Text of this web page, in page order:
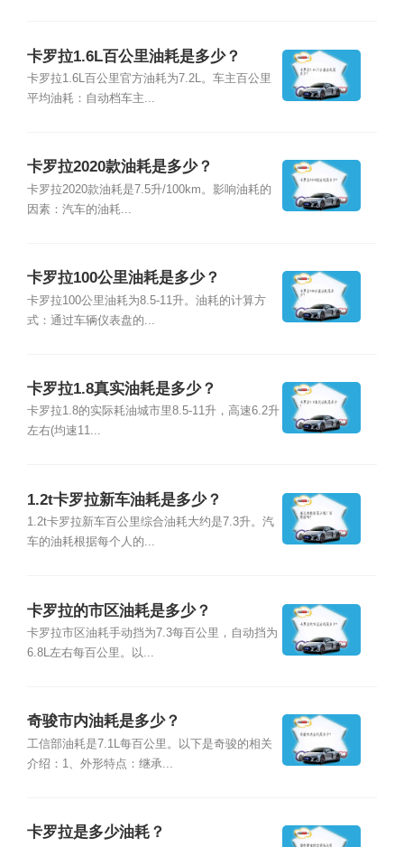
卡罗拉1.6L百公里油耗是多少？
卡罗拉1.6L百公里官方油耗为7.2L。车主百公里
平均油耗：自动档车主...
卡罗拉2020款油耗是多少？
卡罗拉2020款油耗是7.5升/100km。影响油耗的
因素：汽车的油耗...
卡罗拉100公里油耗是多少？
卡罗拉100公里油耗为8.5-11升。油耗的计算方
式：通过车辆仪表盘的...
卡罗拉1.8真实油耗是多少？
卡罗拉1.8的实际耗油城市里8.5-11升，高速6.2升
左右(均速11...
1.2t卡罗拉新车油耗是多少？
1.2t卡罗拉新车百公里综合油耗大约是7.3升。汽
车的油耗根据每个人的...
卡罗拉的市区油耗是多少？
卡罗拉市区油耗手动挡为7.3每百公里，自动挡为
6.8L左右每百公里。以...
奇骏市内油耗是多少？
工信部油耗是7.1L每百公里。以下是奇骏的相关
介绍：1、外形特点：继承...
卡罗拉是多少油耗？